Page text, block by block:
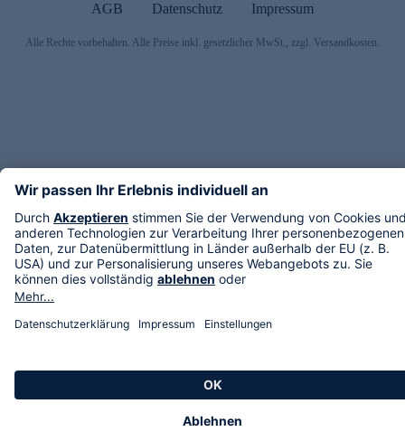
AGB Datenschutz Impressum
Alle Rechte vorbehalten. Alle Preise inkl. gesetzlicher MwSt., zzgl. Versandkosten.